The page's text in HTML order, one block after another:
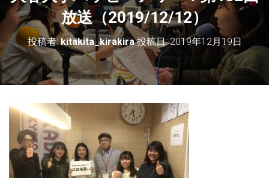
切
り
え
放送（2019/12/12）
投稿者:kitakita_kirakira投稿日:2019年12月19日